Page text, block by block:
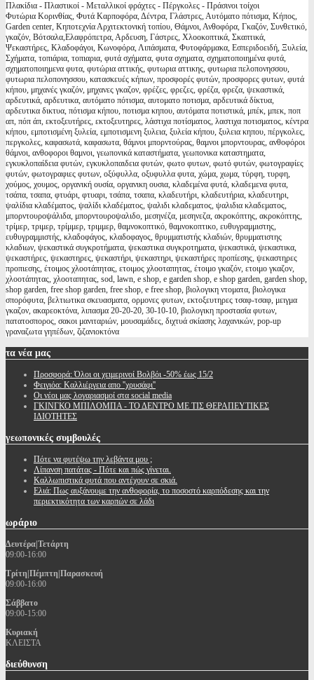
Πλακίδια - Πλαστικοί - Μεταλλικοί φράχτες - Πέργκολες - Πράσινοι τοίχοι
Φυτώρια Κορινθίας, Φυτά Καρποφόρα, Δέντρα, Γλάστρες, Αυτόματο πότισμα, Κήπος,
Garden center, Κηποτεχνία Αρχιτεκτονική τοπίου, Θάμνοι, Ανθοφόρα, Γκαζόν, Συνθετικό,
γκαζόν, Βότσαλα,Ελαφρόπετρα, Αρδευση, Γάστρες, Χλοοκοπτικά, Σκαπτικά,
Ψεκαστήρες, Κλαδοφάγοι, Κωνοφόρα, Λιπάσματα, Φυτοφάρμακα, Εσπεριδοειδή, Ξυλεία,
Σχήματα, τοπιάρια, τοπιαρια, φυτά σχήματα, φυτα σχηματα, σχηματοποιημένα φυτά,
σχηματοποιημενα φυτα, φυτώρια αττικής, φυτωρια αττικης, φυτωρια πελοπονησσου,
φυτωρια πελοπονησσου, κατασκευές κήπων, προσφορές φυτών, προσφορες φυτων, φυτά
κήπου, μηχανές γκαζόν, μηχανες γκαζον, φρέζες, φρεζες, φρέζα, φρεζα, ψεκαστικά,
αρδευτικά, αρδευτικα, αυτόματο πότισμα, αυτοματο ποτισμα, αρδευτικά δίκτυα,
αρδευτικα δικτυα, πότισμα κήπου, ποτισμα κηπου, αυτόματα ποτιστικά, μπέκ, μπεκ, ποπ
απ, πόπ άπ, εκτοξευτήρες, εκτοξευτηρες, λάστιχα ποτίσματος, λαστιχα ποτισματος, κέντρα
κήπου, εμποτισμένη ξυλεία, εμποτισμενη ξυλεια, ξυλεία κήπου, ξυλεια κηπου, πέργκολες,
περγκολες, καφασωτά, καφασωτα, θάμνοι μπορντούρας, θαμνοι μπορντουρας, ανθοφόροι
θάμνοι, ανθοφοροι θαμνοι, γεωπονικά καταστήματα, γεωπονικα καταστηματα,
εγκυκλοπαίδεια φυτών, εγκυκλοπαιδεια φυτών, φωτο φυτων, φωτό φυτών, φωτογραφίες
φυτών, φωτογραφιες φυτων, οξύφυλλα, οξυφυλλα φυτα, χώμα, χωμα, τύρφη, τυρφη,
χούμος, χουμος, οργανική ουσία, οργανικη ουσια, κλαδεμένα φυτά, κλαδεμενα φυτα,
τσάπα, τσαπα, φτυάρι, φτυαρι, τσάπα, τσαπα, κλαδευτήρι, κλαδευτήρια, κλαδευτηρι,
ψαλίδια κλαδέματος, ψαλίδι κλαδέματος, ψαλιδι κλαδεματος, ψαλιδια κλαδεματος,
μπορντουροψάλιδα, μπορντουροψαλιδο, μεσηνέζα, μεσηνεζα, ακροκόπτης, ακροκόπτης,
τρίμερ, τριμερ, τρίμμερ, τριμμερ, θαμνοκοπτικό, θαμνοκοπτικο, ευθυγραμμιστης,
ευθυγραμμιστής, κλαδοφάγος, κλαδοφαγος, θρυμματιστής κλαδιών, θρυμματιστης
κλαδιων, ψεκαστικά συγκροτήματα, ψεκαστικα συγκροτηματα, ψεκαστικά, ψεκαστικα,
ψεκαστήρες, ψεκαστηρες, ψεκαστήρι, ψεκαστηρι, ψεκαστήρες προπίεσης, ψεκαστηρες
προπιεσης, έτοιμος χλοοτάπητας, ετοιμος χλοοταπητας, έτοιμο γκαζόν, ετοιμο γκαζον,
χλοοτάπητας, χλοοταπητας, sod, lawn, e shop, e garden shop, e shop garden, garden shop,
shop garden, free shop garden, free shop, e free shop, βιολογικη ντοματα, βιολογικα
σπορόφυτα, βελτιωτικα σκευασματα, ορμονες φυτων, εκτοξευτηρες τσαφ-τσαφ, μειγμα
γκαζον, ακαρεοκτόνα, λιπασμα 20-20-20, 30-10-10, βιολογικη προστασία φυτων,
πατατοσπορος, σακοι μανιταριών, μουσαμάδες, διχτυά σκίασης λαχανικών, pop-up
γραναζωτα γηπέδων, ζιζανιοκτόνα
τα νέα μας
Προσφορά: Όλοι οι χειμερινοί Βολβόι -50% έως 15/2
Φειγιόα: Καλλιέργεια απο ''χρυσάφι''
Oι νέοι μας λογαριασμοί στα social media
ΓΚΙΝΓΚΟ ΜΠΙΛΟΜΠΑ - ΤΟ ΔΕΝΤΡΟ ΜΕ ΤΙΣ ΘΕΡΑΠΕΥΤΙΚΕΣ
ΙΔΙΟΤΗΤΕΣ
γεωπονικές συμβουλές
Πότε να φυτέψω την λεβάντα μου ;
Λίπανση πατάτας - Πότε και πώς γίνεται.
Καλλωπιστικά φυτά που αντέχουν σε σκιά.
Ελιά: Πως αυξάνουμε την ανθοφορία, το ποσοστό καρπόδεσης και την
περιεκτικότητα των καρπών σε λάδι
ωράριο
Δευτέρα|Τετάρτη
09:00-16:00
Τρίτη|Πέμπτη|Παρασκευή
09:00-16:00
Σάββατο
09:00-15:00
Κυριακή
ΚΛΕΙΣΤΑ
διεύθυνση